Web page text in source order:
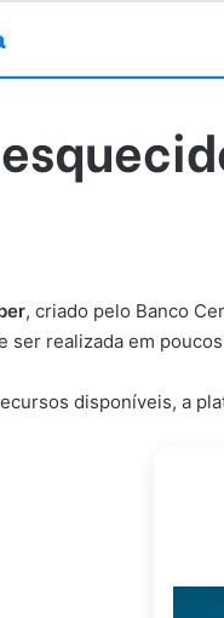
, criado pelo Banco
ser realizada em
disponíveis, a